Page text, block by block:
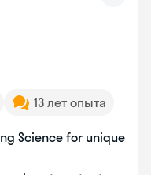
13 лет опыта
Science for unique